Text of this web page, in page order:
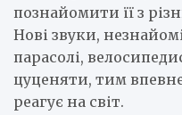
познайомити її з
Нові звуки,
парасолі,
цуценяти, тим
реагує на світ.